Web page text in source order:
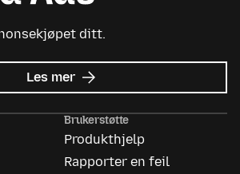
ditt.
Les mer om
Mozilla
Brukerstøtte
Produkthjelp
Rapporter en feil